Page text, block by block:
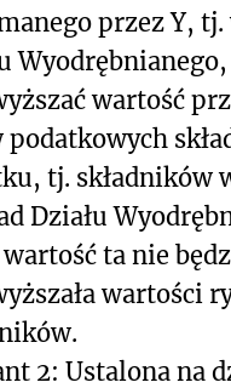
przez Y, tj.
wartość
podatkowych
tj. składników
Działu
ta nie
wartości
2: Ustalona na